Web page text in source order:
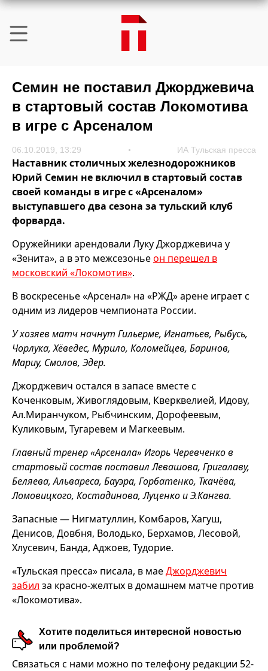
Семин не поставил Джорджевича
в стартовый состав Локомотива
в игре с Арсеналом
06.10.2019, 13:29 ИА Тульская пресса
Наставник столичных железнодорожников
Юрий Семин не включил в стартовый состав
своей команды в игре с «Арсеналом»
выступавшего два сезона за тульский клуб
форварда.
Оружейники арендовали Луку Джорджевича у
«Зенита», а в это межсезоньеон перешел в
московский «Локомотив».
В воскресенье «Арсенал» на «РЖД» арене играет с
одним из лидеров чемпионата России.
У хозяев матч начнут Гильерме, Игнатьев, Рыбусь,
Чорлука, Хёведес, Мурило, Коломейцев, Баринов,
Мариу, Смолов, Эдер.
Джорджевич остался в запасе вместе с
Коченковым, Живоглядовым, Кверквелией, Идову,
Ал.Миранчуком, Рыбчинским, Дорофеевым,
Куликовым, Тугаревем и Магкеевым.
Главный тренер «Арсенала» Игорь Черевченко в
стартовый состав поставил Левашова, Григалаву,
Беляева, Альвареса, Бауэра, Горбатенко, Ткачёва,
Ломовицкого, Костадинова, Луценко и Э.Кангва.
Запасные — Нигматуллин, Комбаров, Хагуш,
Денисов, Довбня, Володько, Берхамов, Лесовой,
Хлусевич, Банда, Аджоев, Тудорие.
«Тульская пресса» писала, в маеДжорджевич
забил за красно-желтых в домашнем матче против
«Локомотива».
Хотите поделиться интересной новостью
или проблемой?
Связаться с нами можно по телефону редакции 52-